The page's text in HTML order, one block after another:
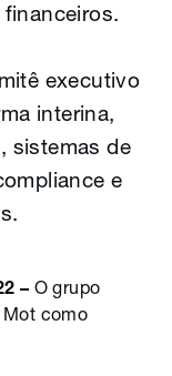
executivo
interina,
sistemas de
e
– O grupo
Mot como